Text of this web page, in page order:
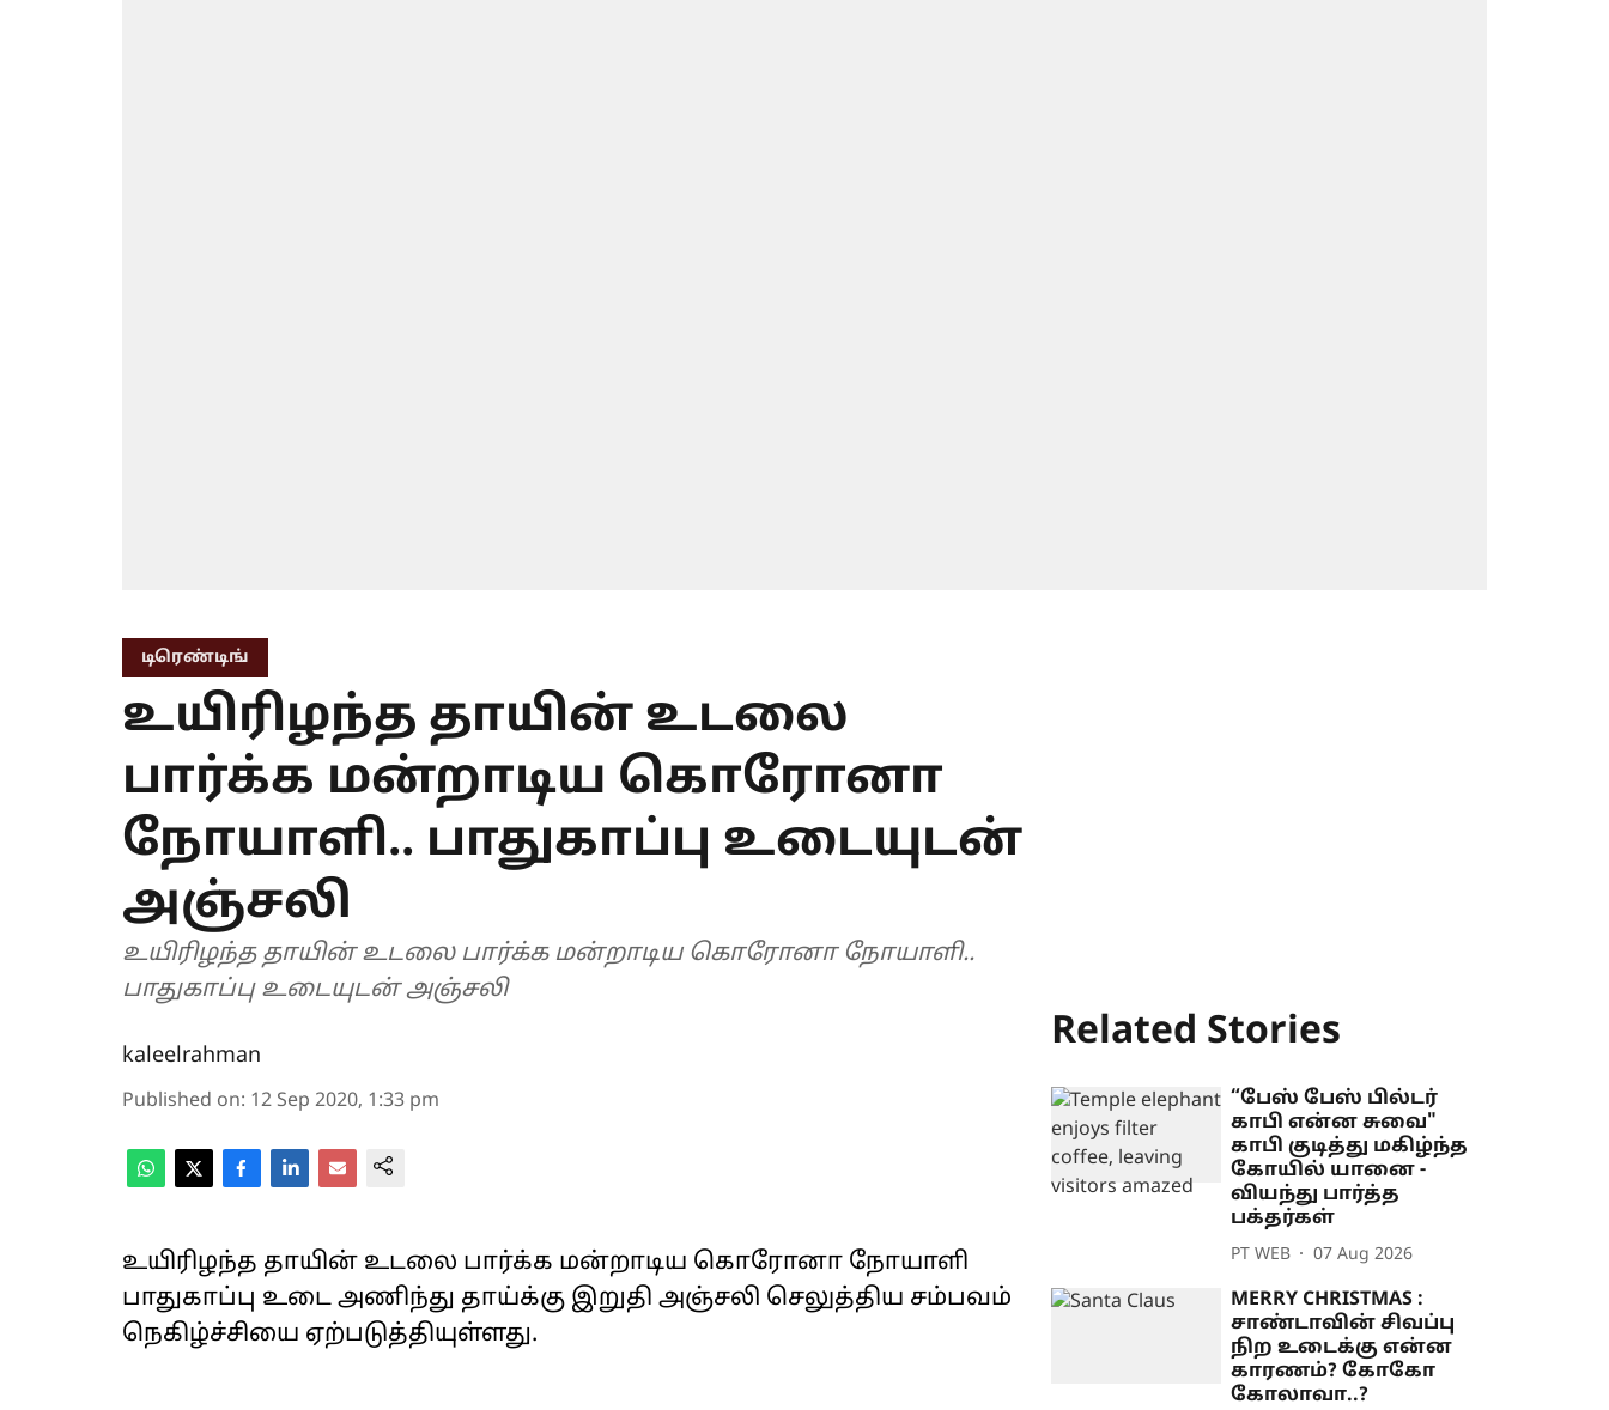
டிரெண்டிங்
உயிரிழந்த தாயின் உடலை
பார்க்க மன்றாடிய கொரோனா
நோயாளி.. பாதுகாப்பு உடையுடன்
அஞ்சலி
உயிரிழந்த தாயின் உடலை பார்க்க மன்றாடிய கொரோனா நோயாளி..
பாதுகாப்பு உடையுடன் அஞ்சலி
kaleelrahman
Published on: 12 Sep 2020, 1:33 pm
உயிரிழந்த தாயின் உடலை பார்க்க மன்றாடிய கொரோனா நோயாளி
பாதுகாப்பு உடை அணிந்து தாய்க்கு இறுதி அஞ்சலி செலுத்திய சம்பவம்
நெகிழ்ச்சியை ஏற்படுத்தியுள்ளது.
Related Stories
“பேஸ் பேஸ் பில்டர்
காபி என்ன சுவை"
காபி குடித்து மகிழ்ந்த
கோயில் யானை -
வியந்து பார்த்த
பக்தர்கள்
PT WEB 07 Aug 2026
MERRY CHRISTMAS :
சாண்டாவின் சிவப்பு
நிற உடைக்கு என்ன
காரணம்? கோகோ
கோலாவா..?